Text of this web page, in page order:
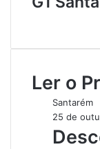
b
i
tLer o
Santarém
25 de